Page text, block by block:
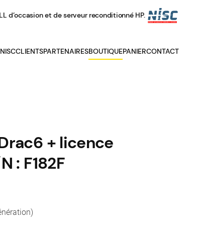
d’occasion et de serveur reconditionné HP.
NISCCLIENTSPARTENAIRESBOUTIQUEPANIERCONTACT
+ licence
: F182F